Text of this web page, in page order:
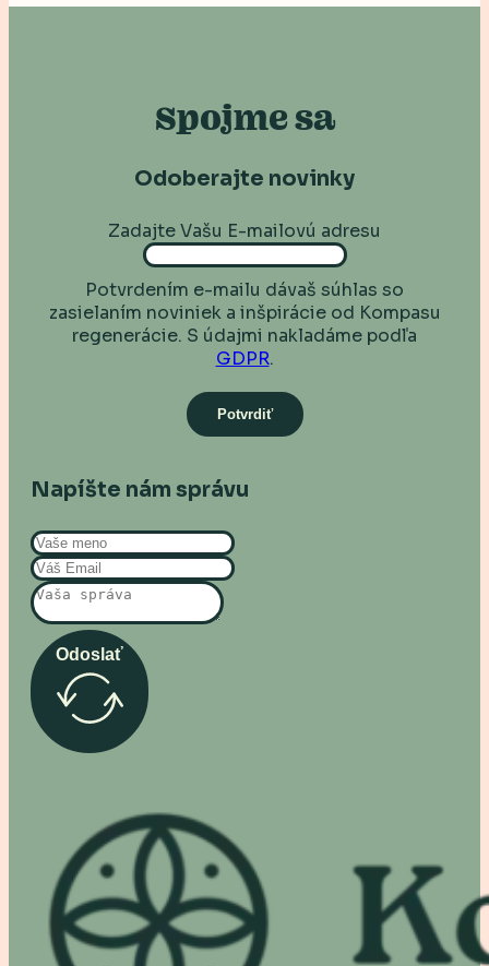
Spojme sa
Odoberajte novinky
Zadajte Vašu E-mailovú adresu
Potvrdením e-mailu dávaš súhlas so
zasielaním noviniek a inšpirácie od Kompasu
regenerácie. S údajmi nakladáme podľa
GDPR.
Napíšte nám správu
Odoslať